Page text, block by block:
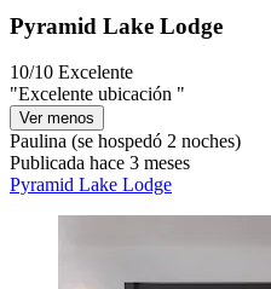
Pyramid Lake Lodge
10/10 Excelente
"Excelente ubicación "
Ver menos
Paulina (se hospedó 2 noches)
Publicada hace 3 meses
Pyramid Lake Lodge